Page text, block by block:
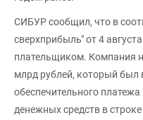
СИБУР сообщил, что в
сверхприбыль" от 4
плательщиком. Компания
млрд рублей, который был
обеспечительного
денежных средств в